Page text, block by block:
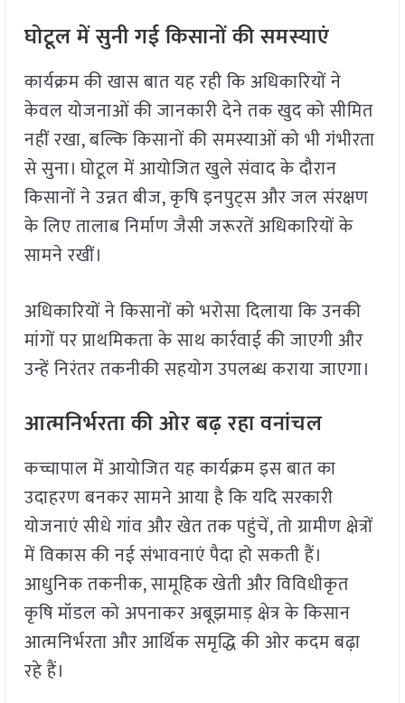
घोटूल में सुनी गई किसानों की समस्याएं
कार्यक्रम की खास बात यह रही कि अधिकारियों ने
केवल योजनाओं की जानकारी देने तक खुद को सीमित
नहीं रखा, बल्कि किसानों की समस्याओं को भी गंभीरता
से सुना। घोटूल में आयोजित खुले संवाद के दौरान
किसानों ने उन्नत बीज, कृषि इनपुट्स और जल संरक्षण
के लिए तालाब निर्माण जैसी जरूरतें अधिकारियों के
सामने रखीं।
अधिकारियों ने किसानों को भरोसा दिलाया कि उनकी
मांगों पर प्राथमिकता के साथ कार्रवाई की जाएगी और
उन्हें निरंतर तकनीकी सहयोग उपलब्ध कराया जाएगा।
आत्मनिर्भरता की ओर बढ़ रहा वनांचल
कच्चापाल में आयोजित यह कार्यक्रम इस बात का
उदाहरण बनकर सामने आया है कि यदि सरकारी
योजनाएं सीधे गांव और खेत तक पहुंचें, तो ग्रामीण क्षेत्रों
में विकास की नई संभावनाएं पैदा हो सकती हैं।
आधुनिक तकनीक, सामूहिक खेती और विविधीकृत
कृषि मॉडल को अपनाकर अबूझमाड़ क्षेत्र के किसान
आत्मनिर्भरता और आर्थिक समृद्धि की ओर कदम बढ़ा
रहे हैं।